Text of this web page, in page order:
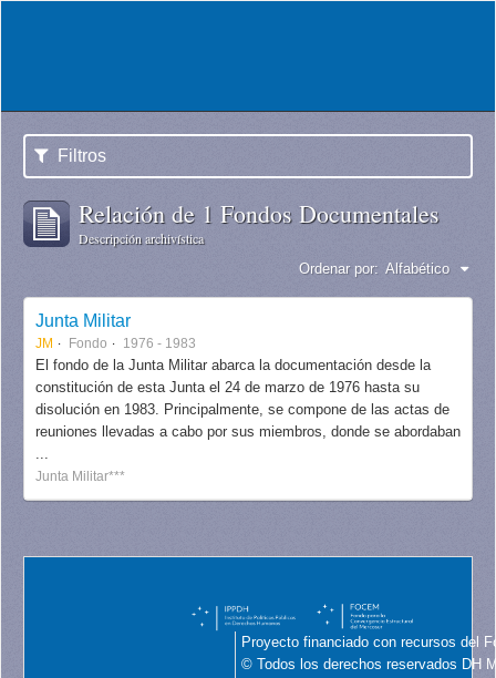
Filtros
Relación de 1 Fondos Documentales
Descripción archivística
Ordenar por: Alfabético
Junta Militar
JM Fondo 1976 - 1983
El fondo de la Junta Militar abarca la documentación desde la
constitución de esta Junta el 24 de marzo de 1976 hasta su
disolución en 1983. Principalmente, se compone de las actas de
reuniones llevadas a cabo por sus miembros, donde se abordaban
...
Junta Militar***
Proyecto financiado con recursos del
© Todos los derechos reservados DH